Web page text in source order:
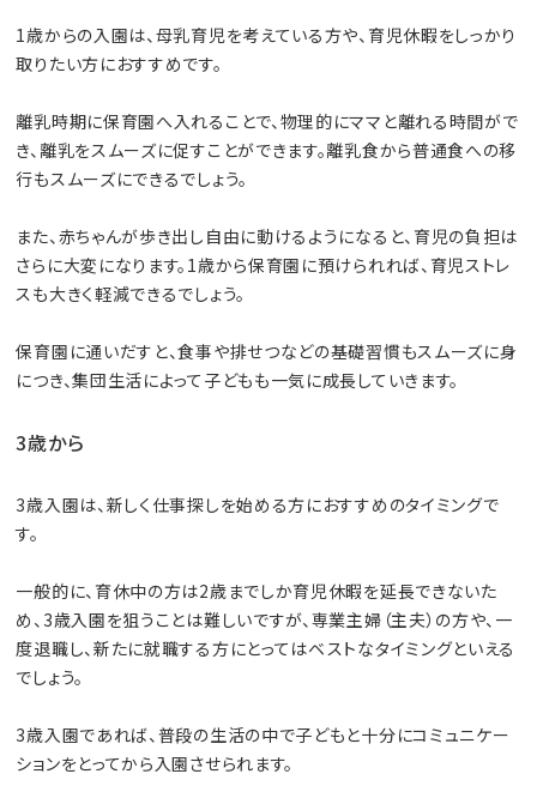
1歳からの入園は、母乳育児を考えている方や、育児休暇をしっかり
取りたい方におすすめです。
離乳時期に保育園へ入れることで、物理的にママと離れる時間がで
き、離乳をスムーズに促すことができます。離乳食から普通食への移
行もスムーズにできるでしょう。
また、赤ちゃんが歩き出し自由に動けるようになると、育児の負担は
さらに大変になります。1歳から保育園に預けられれば、育児ストレ
スも大きく軽減できるでしょう。
保育園に通いだすと、食事や排せつなどの基礎習慣もスムーズに身
につき、集団生活によって子どもも一気に成長していきます。
3歳から
3歳入園は、新しく仕事探しを始める方におすすめのタイミングで
す。
一般的に、育休中の方は2歳までしか育児休暇を延長できないた
め、3歳入園を狙うことは難しいですが、専業主婦（主夫）の方や、一
度退職し、新たに就職する方にとってはベストなタイミングといえる
でしょう。
3歳入園であれば、普段の生活の中で子どもと十分にコミュニケー
ションをとってから入園させられます。